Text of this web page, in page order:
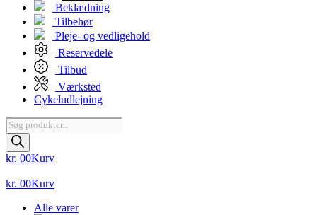
Beklædning
Tilbehør
Pleje- og vedligehold
Reservedele
Tilbud
Værksted
Cykeludlejning
Products
search
kr. 00Kurv
kr. 00Kurv
Alle varer